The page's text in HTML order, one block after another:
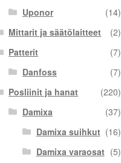
Uponor
(14)
Mittarit ja säätölaitteet
(2)
Patterit
(7)
Danfoss
(7)
Posliinit ja hanat
(220)
Damixa
(37)
Damixa suihkut (16)
Damixa varaosat (5)